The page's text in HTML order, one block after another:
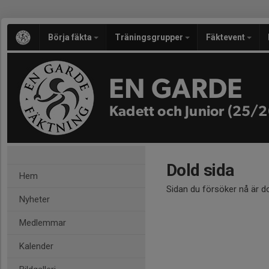
Börja fäkta Träningsgrupper Fäktevent
EN GARDE
Kadett och Junior (25/
Hem
Nyheter
Medlemmar
Kalender
Dold sida
Sidan du försöker nå är